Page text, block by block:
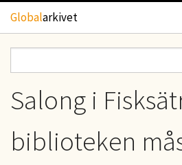
Hoppa till huvudinnehåll
Globalarkivet
TIDSKRIFTER
GEOGRAFI
Salong i
biblioteken